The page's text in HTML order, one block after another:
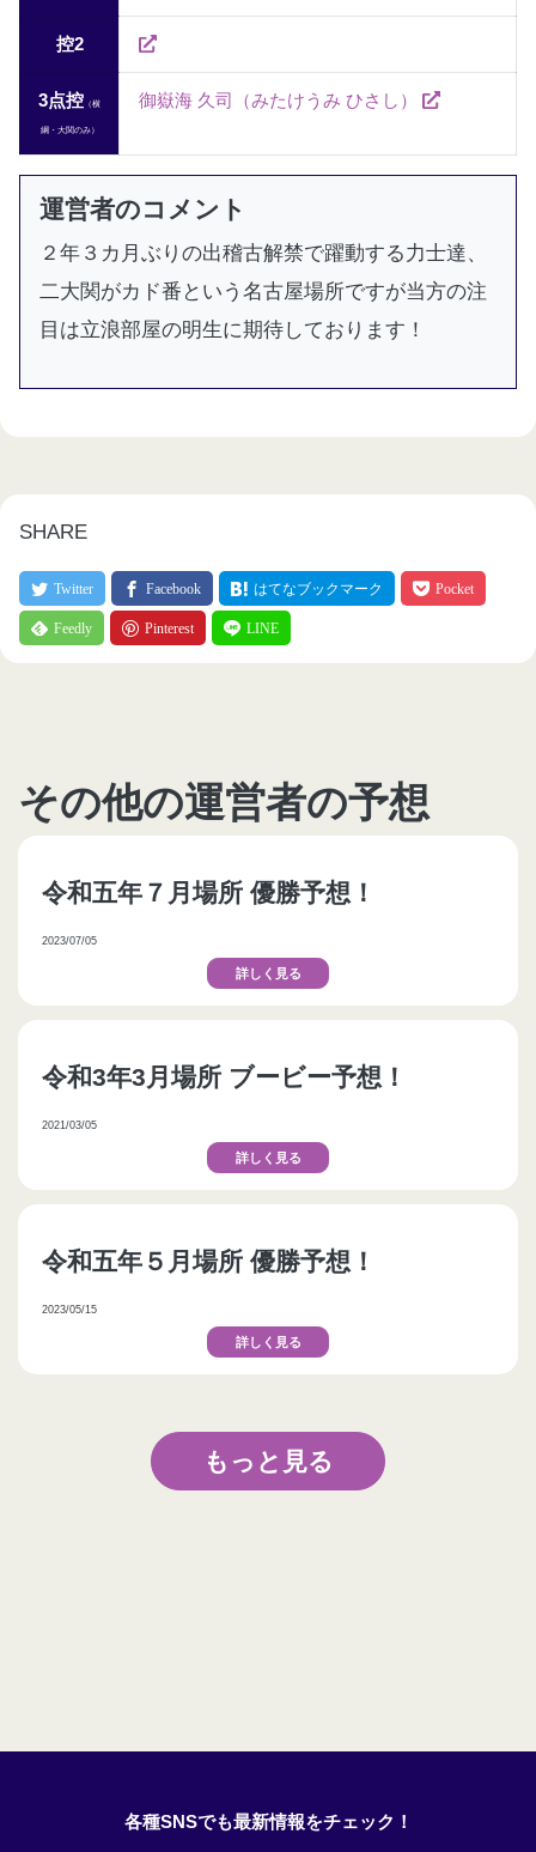
控2
3点控 （横
綱・大関のみ）
御嶽海 久司（みたけうみ ひさし）
運営者のコメント
２年３カ月ぶりの出稽古解禁で躍動する力士達、
二大関がカド番という名古屋場所ですが当方の注
目は立浪部屋の明生に期待しております！
SHARE
その他の運営者の予想
令和五年７月場所 優勝予想！
2023/07/05
詳しく見る
令和3年3月場所 ブービー予想！
2021/03/05
詳しく見る
令和五年５月場所 優勝予想！
2023/05/15
詳しく見る
もっと見る
各種SNSでも最新情報をチェック！